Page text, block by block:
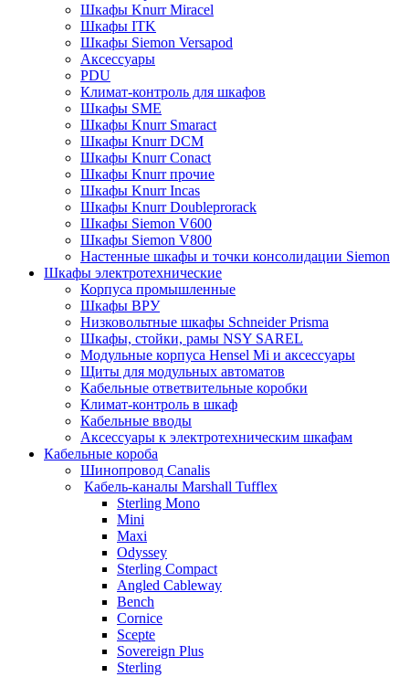
Шкафы Knurr Miracel
Шкафы ITK
Шкафы Siemon Versapod
Аксессуары
PDU
Климат-контроль для шкафов
Шкафы SME
Шкафы Knurr Smaract
Шкафы Knurr DCM
Шкафы Knurr Conact
Шкафы Knurr прочие
Шкафы Knurr Incas
Шкафы Knurr Doubleprorack
Шкафы Siemon V600
Шкафы Siemon V800
Настенные шкафы и точки консолидации Siemon
Шкафы электротехнические
Корпуса промышленные
Шкафы ВРУ
Низковольтные шкафы Schneider Prisma
Шкафы, стойки, рамы NSY SAREL
Модульные корпуса Hensel Mi и аксессуары
Щиты для модульных автоматов
Кабельные ответвительные коробки
Климат-контроль в шкаф
Кабельные вводы
Аксессуары к электротехническим шкафам
Кабельные короба
Шинопровод Canalis
Кабель-каналы Marshall Tufflex
Sterling Mono
Mini
Maxi
Odyssey
Sterling Compact
Angled Cableway
Bench
Cornice
Scepte
Sovereign Plus
Sterling